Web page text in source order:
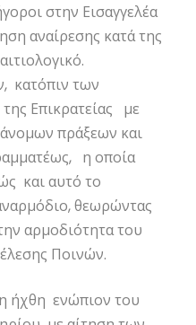
στην Εισαγγελέα
αναίρεσης κατά της
κατόπιν των
Επικρατείας με
πράξεων και
η οποία
και αυτό το
θεωρώντας
αρμοδιότητα του
Ποινών.
ήχθη ενώπιον του